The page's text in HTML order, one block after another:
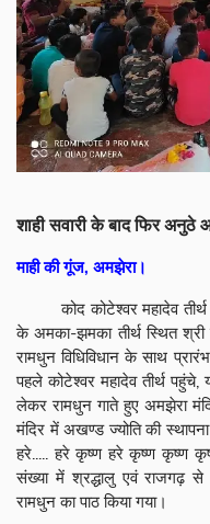
शाही सवारी के बाद फिर अनुठे
माही की गूंज, अमझेरा।
कोद कोटेश्वर महादेव तीर्थ
के अमका-झमका तीर्थ स्थित
रामधुन विधिविधान के साथ
पहले कोटेश्वर महादेव तीर्थ
लेकर रामधुन गाते हुए अमझेरा
मंदिर में अखण्ड ज्योति की
हरे..... हरे कृष्ण हरे कृष्ण कृष्ण
संख्या में श्रद्धालु एवं राजगढ़
रामधुन का पाठ किया गया।